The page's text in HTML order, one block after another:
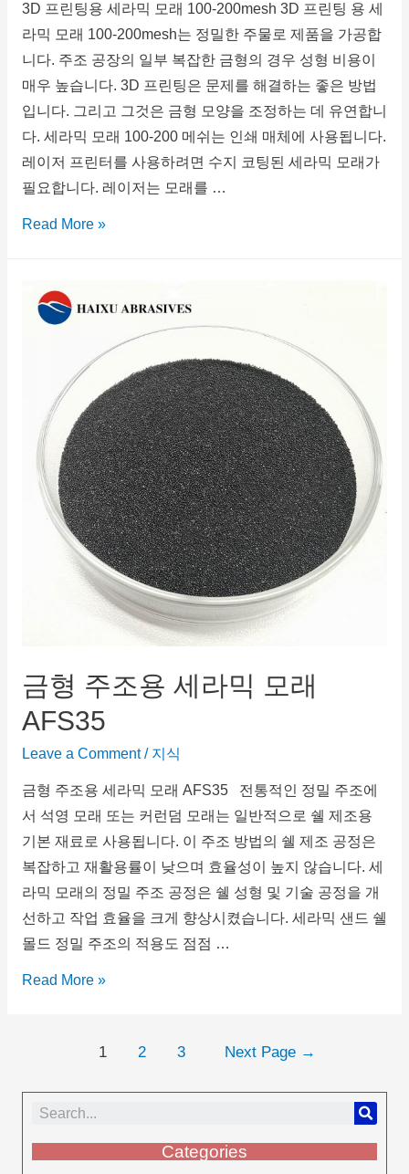
3D 프린팅용 세라믹 모래 100-200mesh 3D 프린팅 용 세
라믹 모래 100-200mesh는 정밀한 주물로 제품을 가공합
니다. 주조 공장의 일부 복잡한 금형의 경우 성형 비용이
매우 높습니다. 3D 프린팅은 문제를 해결하는 좋은 방법
입니다. 그리고 그것은 금형 모양을 조정하는 데 유연합니
다. 세라믹 모래 100-200 메쉬는 인쇄 매체에 사용됩니다.
레이저 프린터를 사용하려면 수지 코팅된 세라믹 모래가
필요합니다. 레이저는 모래를 …
Read More »
금형 주조용 세라믹 모래
AFS35
Leave a Comment / 지식
금형 주조용 세라믹 모래 AFS35 전통적인 정밀 주조에
서 석영 모래 또는 커런덤 모래는 일반적으로 쉘 제조용
기본 재료로 사용됩니다. 이 주조 방법의 쉘 제조 공정은
복잡하고 재활용률이 낮으며 효율성이 높지 않습니다. 세
라믹 모래의 정밀 주조 공정은 쉘 성형 및 기술 공정을 개
선하고 작업 효율을 크게 향상시켰습니다. 세라믹 샌드 쉘
몰드 정밀 주조의 적용도 점점 …
Read More »
1 2 3 Next Page →
Categories